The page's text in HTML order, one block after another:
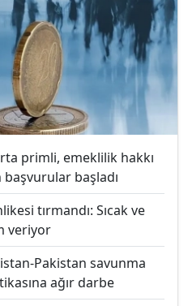
primli, emeklilik hakkı
başladı
tırmandı: Sıcak ve
veriyor
Pakistan savunma
ağır darbe